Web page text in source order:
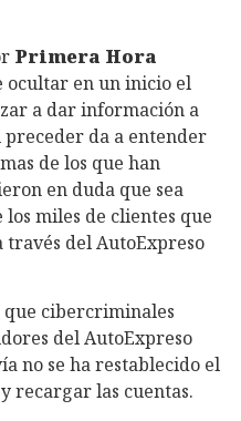
Primera Hora
ocultar en un inicio el
a dar información a
da a entender
de los que han
en duda que sea
miles de clientes que
través del AutoExpreso
que cibercriminales
del AutoExpreso
no se ha restablecido el
recargar las cuentas.